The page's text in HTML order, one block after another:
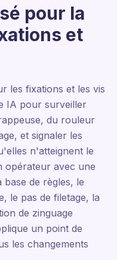
pour la
et
les fixations et les vis
IA pour surveiller
du rouleur
et signaler les
n'atteignent le
opérateur avec une
de règles, le
le pas de filetage, la
de zinguage
un point de
les changements